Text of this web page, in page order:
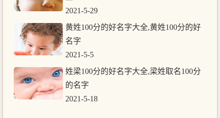
2021-5-29
黄姓100分的好名字大全,黄姓100分的好
名字
2021-5-5
姓梁100分的好名字大全,梁姓取名100分
的名字
2021-5-18